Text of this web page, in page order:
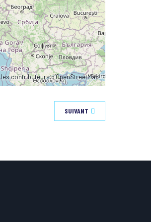
les contributeurs d’OpenStreetMap
SUIVANT